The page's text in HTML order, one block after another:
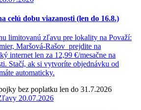
celú dobu viazanosti (len do 16.8.)
limitovanú zľavu pre lokality na Považí:
Maršová-Rašov prejdite na
internet len za 12,99 €/mesačne na
Stačí, ak si vytvoríte objednávku od
automaticky.
20.07.2026